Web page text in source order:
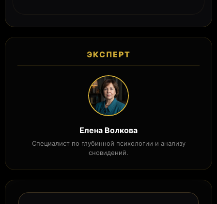
ЭКСПЕРТ
Елена Волкова
Специалист по глубинной психологии и анализу
сновидений.